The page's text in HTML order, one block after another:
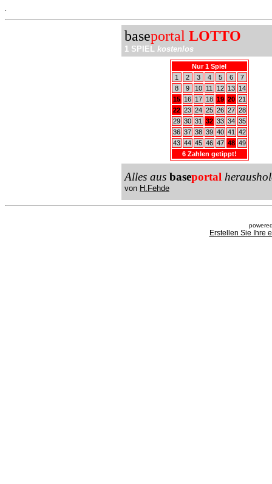
baseportal LOTTO
1 SPIEL kostenlos
Nur 1 Spiel
1
2 3 4 5 6
7
8
9 10 11 12 13
14
15
16 17 18 19 20 21
22 23 24 25 26 27 28
29 30 31 32 33 34 35
36 37 38 39 40 41
42
43 44 45 46 47 48 49
6 Zahlen getippt!
Alles aus baseportal
von H.Fehde
Erstellen Sie Ihre